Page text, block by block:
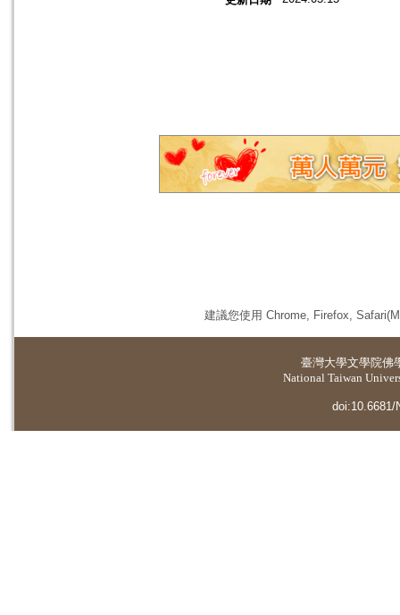
建議您使用 Chrome, Firefox,
臺灣大學文學院佛
National Taiwan
doi:10.6681/